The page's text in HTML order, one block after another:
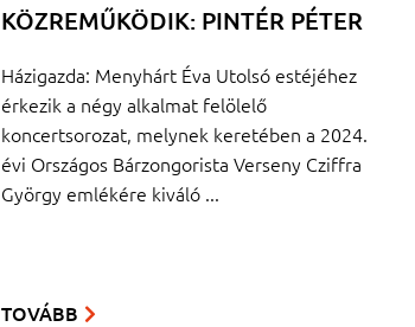
KÖZREMŰKÖDIK: PINTÉR PÉTER
Házigazda: Menyhárt Éva Utolsó estéjéhez
érkezik a négy alkalmat felölelő
koncertsorozat, melynek keretében a 2024.
évi Országos Bárzongorista Verseny Cziffra
György emlékére kiváló ...
TOVÁBB